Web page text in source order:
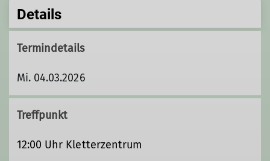
Details
Termindetails
Mi. 04.03.2026
Treffpunkt
12:00 Uhr Kletterzentrum